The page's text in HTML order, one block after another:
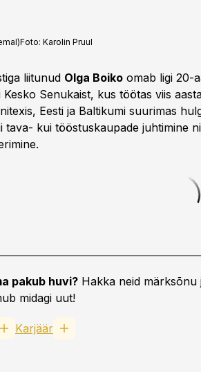
Foto: Karolin Pruul
liitunud Olga Boiko omab ligi 20-
Kesko Senukaist, kus töötas viis
Eesti ja Baltikumi suurimas
tava- kui tööstuskaupade juhtimine
pakub huvi? Hakka neid märksõnu
midagi uut!
Karjäär